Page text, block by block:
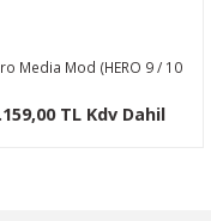
Media Mod (HERO 9 / 10
TL Kdv Dahil